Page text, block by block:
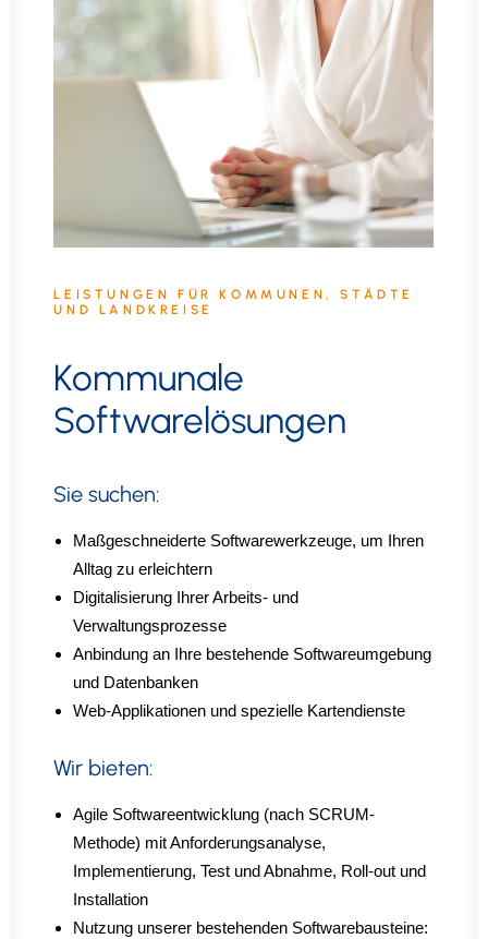
LEISTUNGEN FÜR KOMMUNEN, STÄDTE
UND LANDKREISE
Kommunale
Softwarelösungen
Sie suchen:
Maßgeschneiderte Softwarewerkzeuge, um Ihren
Alltag zu erleichtern
Digitalisierung Ihrer Arbeits- und
Verwaltungsprozesse
Anbindung an Ihre bestehende Softwareumgebung
und Datenbanken
Web-Applikationen und spezielle Kartendienste
Wir bieten:
Agile Softwareentwicklung (nach SCRUM-
Methode) mit Anforderungsanalyse,
Implementierung, Test und Abnahme, Roll-out und
Installation
Nutzung unserer bestehenden Softwarebausteine: